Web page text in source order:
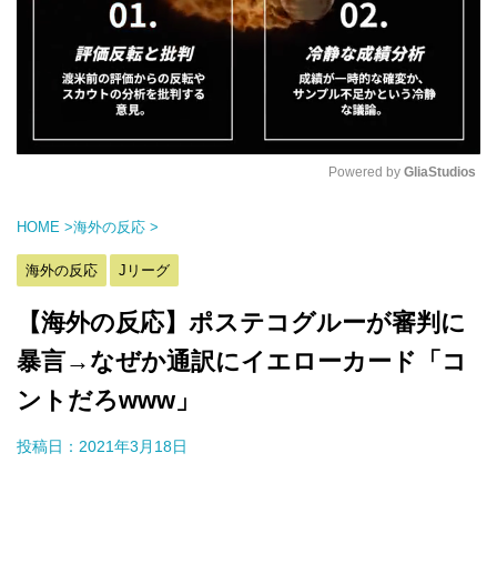
Powered by GliaStudios
HOME >海外の反応 >
海外の反応 Jリーグ
【海外の反応】ポステコグルーが審判に
暴言→なぜか通訳にイエローカード「コ
ントだろwww」
投稿日： 2021年3月18日